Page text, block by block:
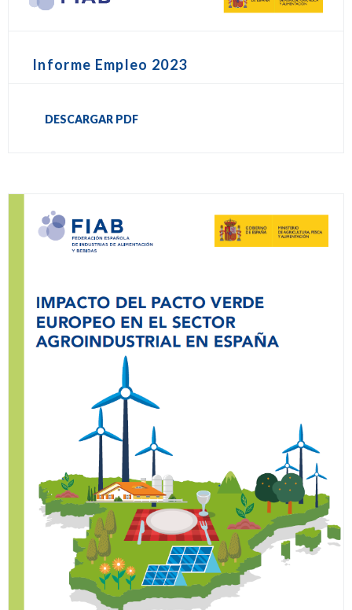
Informe Empleo 2023
DESCARGAR PDF